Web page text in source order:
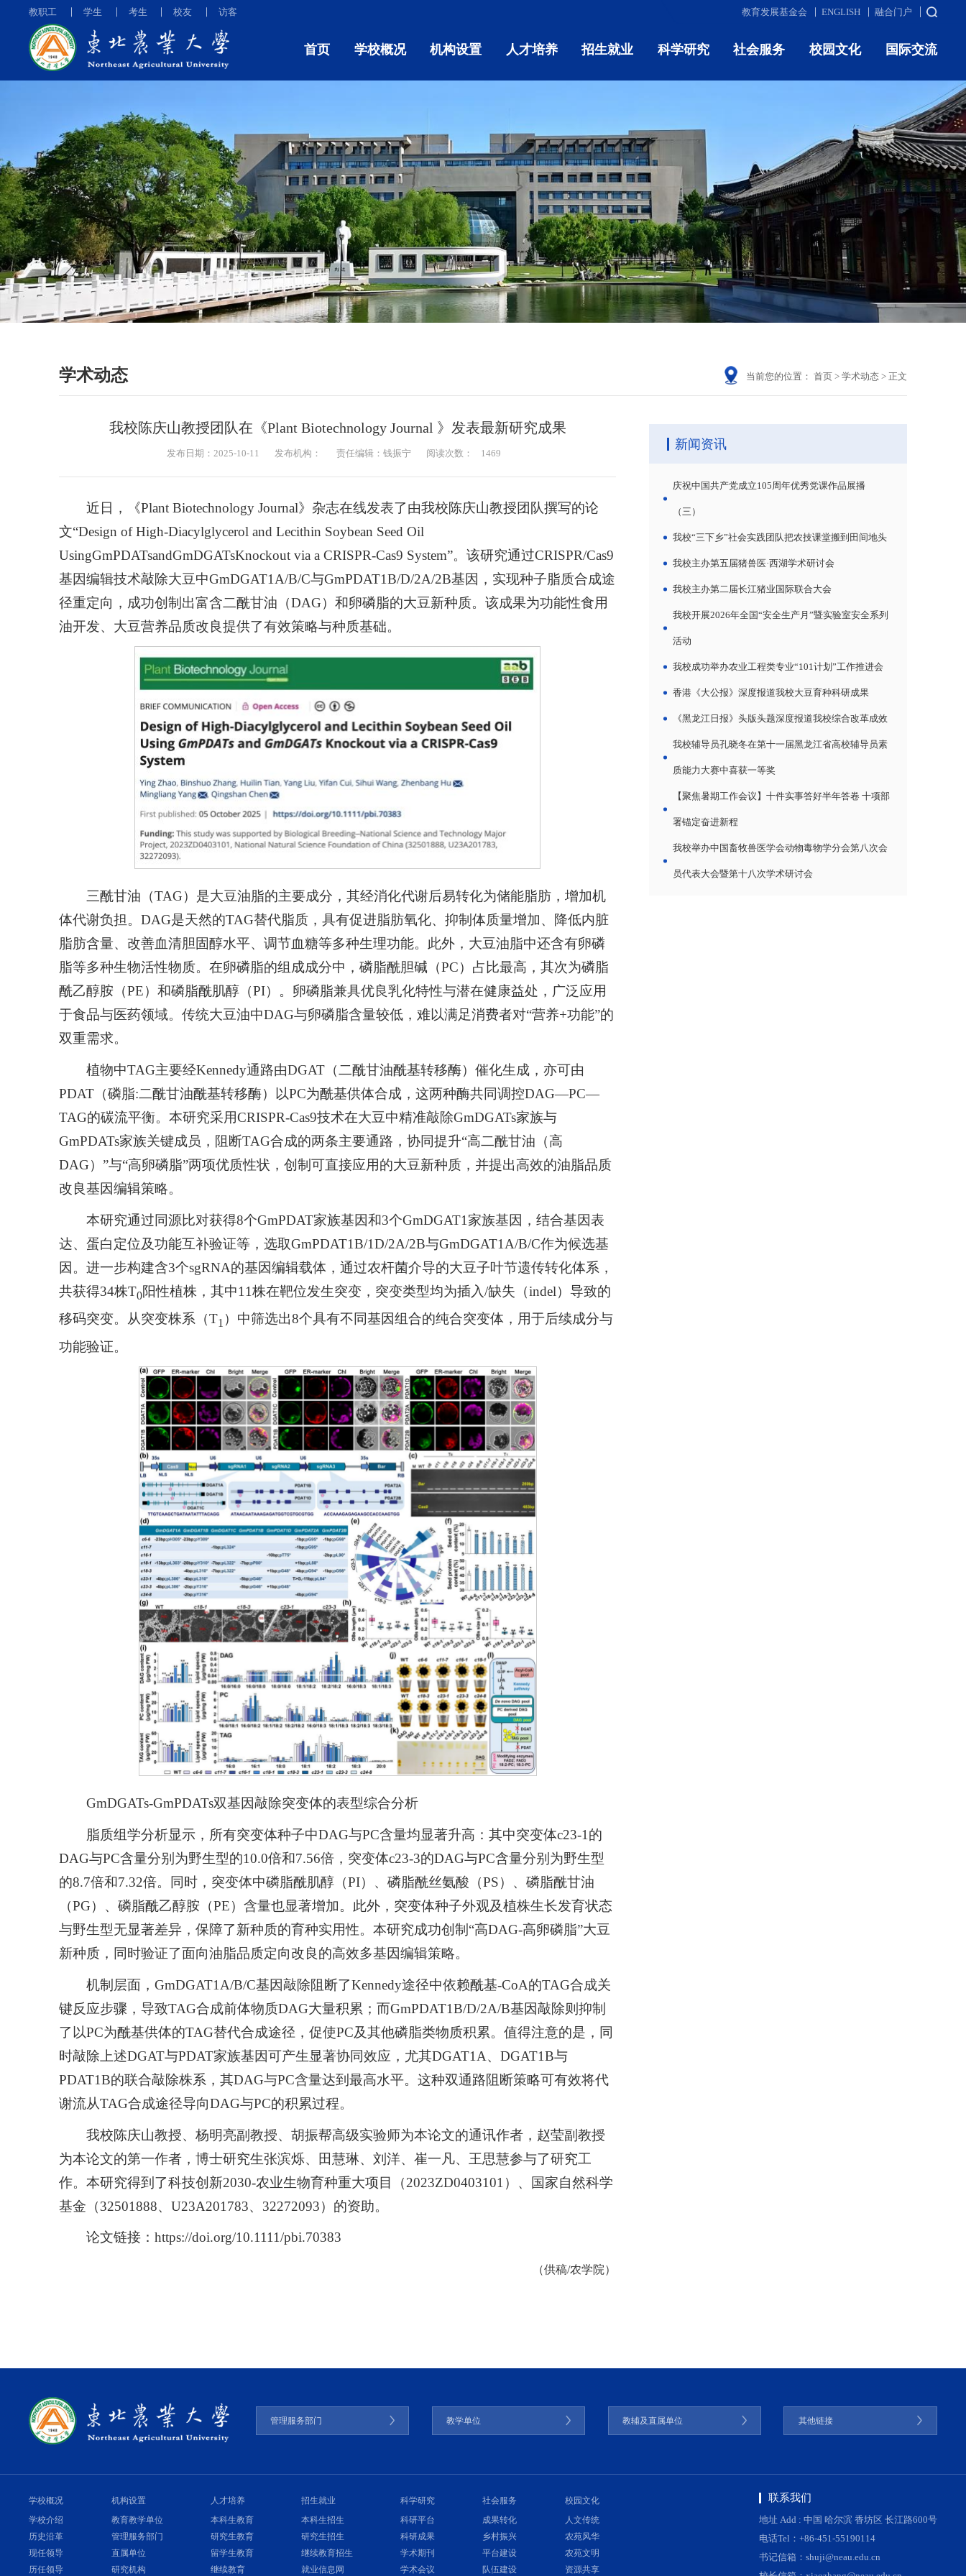
教职工 学生 考生 校友 访客 教育发展基金会 ENGLISH 融合门户
首页 学校概况 机构设置 人才培养 招生就业 科学研究 社会服务 校园文化 国际交流
学术动态 当前您的位置： 首页 > 学术动态 > 正文
我校陈庆山教授团队在《Plant Biotechnology Journal 》发表最新研究成果
发布日期：2025-10-11 发布机构： 责任编辑：钱振宁 阅读次数： 1469
近日，《Plant Biotechnology Journal》 杂志在线发表了由我校陈庆山教授团队撰写的论
文“Design of High-Diacylglycerol and Lecithin Soybean Seed Oil
UsingGmPDATsandGmDGATsKnockout via a CRISPR-Cas9 System”。该研究通过CRISPR/Cas9
基因编辑技术敲除大豆中GmDGAT1A/B/C与GmPDAT1B/D/2A/2B基因，实现种子脂质合成途
径重定向，成功创制出富含二酰甘油（DAG）和卵磷脂的大豆新种质。该成果为功能性食用
油开发、大豆营养品质改良提供了有效策略与种质基础。
三酰甘油（TAG）是大豆油脂的主要成分，其经消化代谢后易转化为储能脂肪，增加机
体代谢负担。DAG是天然的TAG替代脂质，具有促进脂肪氧化、抑制体质量增加、降低内脏
脂肪含量、改善血清胆固醇水平、调节血糖等多种生理功能。此外，大豆油脂中还含有卵磷
脂等多种生物活性物质。在卵磷脂的组成成分中，磷脂酰胆碱（PC）占比最高，其次为磷脂
酰乙醇胺（PE）和磷脂酰肌醇（PI）。卵磷脂兼具优良乳化特性与潜在健康益处，广泛应用
于食品与医药领域。传统大豆油中DAG与卵磷脂含量较低，难以满足消费者对“营养+功能”的
双重需求。
植物中TAG主要经Kennedy通路由DGAT（二酰甘油酰基转移酶）催化生成，亦可由
PDAT（磷脂:二酰甘油酰基转移酶）以PC为酰基供体合成，这两种酶共同调控DAG—PC—
TAG的碳流平衡。本研究采用CRISPR-Cas9技术在大豆中精准敲除GmDGATs家族与
GmPDATs家族关键成员，阻断TAG合成的两条主要通路，协同提升“高二酰甘油（高
DAG）”与“高卵磷脂”两项优质性状，创制可直接应用的大豆新种质，并提出高效的油脂品质
改良基因编辑策略。
本研究通过同源比对获得8个GmPDAT家族基因和3个GmDGAT1 家族基因，结合基因表
达、蛋白定位及功能互补验证等，选取GmPDAT1B/1D/2A/2B与GmDGAT1A/B/C作为候选基
因。进一步构建含3个sgRNA的基因编辑载体，通过农杆菌介导的大豆子叶节遗传转化体系，
共获得34株T0阳性植株，其中11株在靶位发生突变，突变类型均为插入/缺失（indel）导致的
移码突变。从突变株系（T1 ）中筛选出8个具有不同基因组合的纯合突变体，用于后续成分与
功能验证。
GmDGATs-GmPDATs双基因敲除突变体的表型综合分析
脂质组学分析显示，所有突变体种子中DAG与PC含量均显著升高：其中突变体c23-1 的
DAG与PC含量分别为野生型的10.0倍和7.56倍，突变体c23-3的DAG与PC含量分别为野生型
的8.7倍和7.32倍。同时，突变体中磷脂酰肌醇（PI）、磷脂酰丝氨酸（PS）、磷脂酰甘油
（PG）、磷脂酰乙醇胺（PE）含量也显著增加。此外，突变体种子外观及植株生长发育状态
与野生型无显著差异，保障了新种质的育种实用性。本研究成功创制“高DAG-高卵磷脂”大豆
新种质，同时验证了面向油脂品质定向改良的高效多基因编辑策略。
机制层面， GmDGAT1A/B/C基因敲除阻断了Kennedy途径中依赖酰基-CoA的TAG合成关
键反应步骤，导致TAG合成前体物质DAG大量积累；而GmPDAT1B/D/2A/B基因敲除则抑制
了以PC为酰基供体的TAG替代合成途径，促使PC及其他磷脂类物质积累。值得注意的是，同
时敲除上述DGAT与PDAT家族基因可产生显著协同效应，尤其DGAT1A、DGAT1B与
PDAT1B的联合敲除株系，其DAG与PC含量达到最高水平。这种双通路阻断策略可有效将代
谢流从TAG合成途径导向DAG与PC的积累过程。
我校陈庆山教授、杨明亮副教授、胡振帮高级实验师为本论文的通讯作者，赵莹副教授
为本论文的第一作者，博士研究生张滨烁、田慧琳、刘洋、崔一凡、王思慧参与了研究工
作。本研究得到了科技创新2030-农业生物育种重大项目（2023ZD0403101）、国家自然科学
基金（32501888、U23A201783、32272093）的资助。
论文链接：https://doi.org/10.1111/pbi.70383
（供稿/农学院）
新闻资讯
庆祝中国共产党成立105周年优秀党课作品展播
（三）
我校“三下乡”社会实践团队把农技课堂搬到田间地头
我校主办第五届猪兽医·西湖学术研讨会
我校主办第二届长江猪业国际联合大会
我校开展2026年全国“安全生产月”暨实验室安全系列
活动
我校成功举办农业工程类专业“101计划”工作推进会
香港《大公报》深度报道我校大豆育种科研成果
《黑龙江日报》头版头题深度报道我校综合改革成效
我校辅导员孔晓冬在第十一届黑龙江省高校辅导员素
质能力大赛中喜获一等奖
【聚焦暑期工作会议】十件实事答好半年答卷 十项部
署锚定奋进新程
我校举办中国畜牧兽医学会动物毒物学分会第八次会
员代表大会暨第十八次学术研讨会
管理服务部门 教学单位 教辅及直属单位 其他链接
学校概况
学校介绍
历史沿革
现任领导
历任领导
机构设置
教育教学单位
管理服务部门
直属单位
研究机构
人才培养
本科生教育
研究生教育
留学生教育
继续教育
招生就业
本科生招生
研究生招生
继续教育招生
就业信息网
科学研究
科研平台
科研成果
学术期刊
学术会议
社会服务
成果转化
乡村振兴
平台建设
队伍建设
校园文化
人文传统
农苑风华
农苑文明
资源共享
联系我们
地址 Add : 中国 哈尔滨 香坊区 长江路600号
电话Tel：+86-451-55190114
书记信箱：shuji@neau.edu.cn